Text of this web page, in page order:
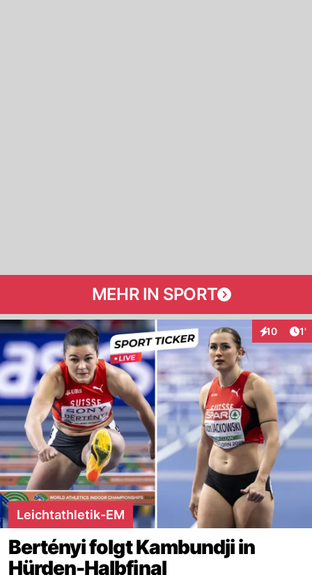
MEHR IN SPORT
10 1'
Leichtathletik-EM
Bertényi folgt Kambundji in
Hürden-Halbfinal